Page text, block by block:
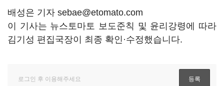
배성은 기자 sebae@etomato.com
이 기사는 뉴스토마토 보도준칙 및 윤리강령에 따라
김기성 편집국장이 최종 확인·수정했습니다.